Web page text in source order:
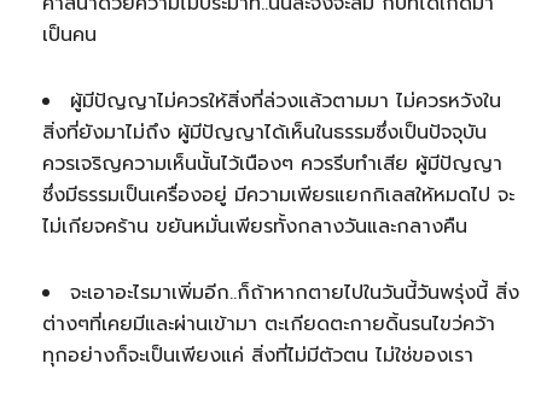
เป็นคน
ผู้มีปัญญาไม่ควรให้สิ่งที่ล่วงแล้วตามมา ไม่ควรหวังใน
สิ่งที่ยังมาไม่ถึง ผู้มีปัญญาได้เห็นในธรรมซึ่งเป็นปัจจุบัน
ควรเจริญความเห็นนั้นไว้เนืองๆ ควรรีบทำเสีย ผู้มีปัญญา
ซึ่งมีธรรมเป็นเครื่องอยู่ มีความเพียรแยกกิเลสให้หมดไป จะ
ไม่เกียจคร้าน ขยันหมั่นเพียรทั้งกลางวันและกลางคืน
จะเอาอะไรมาเพิ่มอีก..ก็ถ้าหากตายไปในวันนี้วันพรุ่งนี้ สิ่ง
ต่างๆที่เคยมีและผ่านเข้ามา ตะเกียดตะกายดิ้นรนไขว่คว้า
ทุกอย่างก็จะเป็นเพียงแค่ สิ่งที่ไม่มีตัวตน ไม่ใช่ของเรา